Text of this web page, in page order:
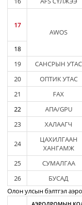
17
AWOS
18
19
САНСРЫН УТАС
20
ОПТИК УТАС
21
FAX
22
АПА/GPU
23
ХАЛААГЧ
24
ЦАХИЛГААН
ХАНГАМЖ
25 СУМАЛГАА
26
БУСАД
Олон улсын бэлтгэл